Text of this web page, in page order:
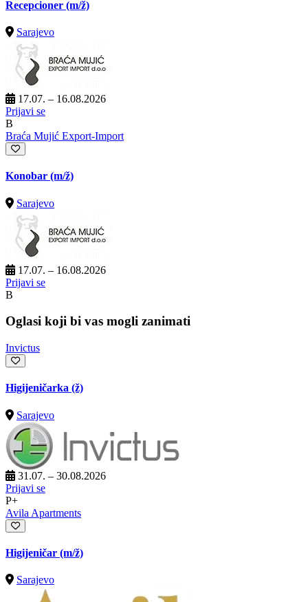
Recepcioner (m/ž)
Sarajevo
17.07. – 16.08.2026
Prijavi se
B
Braća Mujić Export-Import
Konobar (m/ž)
Sarajevo
17.07. – 16.08.2026
Prijavi se
B
Oglasi koji bi vas mogli zanimati
Invictus
Higijeničarka (ž)
Sarajevo
31.07. – 30.08.2026
Prijavi se
P+
Avila Apartments
Higijeničar (m/ž)
Sarajevo